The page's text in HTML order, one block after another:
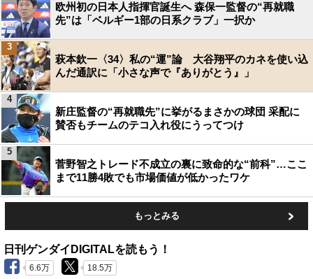
欧州初の日本人指揮官誕生へ 森保一監督の“再就職
先”は「ベルギー1部の日系クラブ」一択か
萩本欽一〈34〉私の“運”論 大谷翔平のカネを使い込
んだ通訳に「小さな声で『ありがとう』」
3
新庄監督の“再就職先”に挙がるまさかの球団 采配に
賛否もチームのテコ入れ役にうってつけ
4
菅野智之トレード不成立の裏に致命的な“前科”…ここ
まで11勝4敗でも市場価値が低かったワケ
5
もっとみる
日刊ゲンダイDIGITALを読もう！
6.6万 18.5万